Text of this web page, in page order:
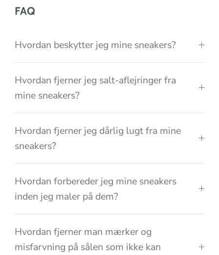
FAQ
Hvordan beskytter jeg mine sneakers?
Hvordan fjerner jeg salt-aflejringer fra
mine sneakers?
Hvordan fjerner jeg dårlig lugt fra mine
sneakers?
Hvordan forbereder jeg mine sneakers
inden jeg maler på dem?
Hvordan fjerner man mærker og
misfarvning på sålen som ikke kan